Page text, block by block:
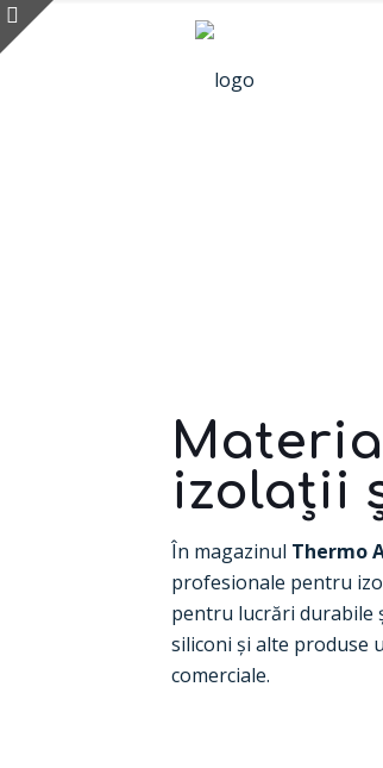
izolații
În magazinul Thermo
profesionale pentru
pentru lucrări durabile
siliconi și alte produse
comerciale.